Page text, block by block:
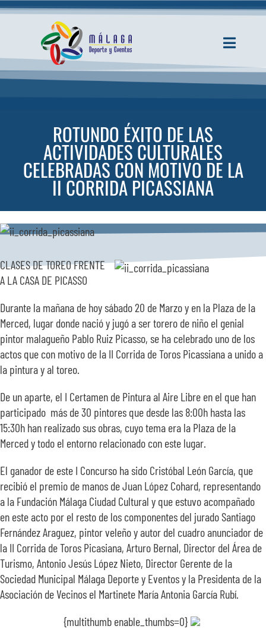
Saltar
Toggle
INICIO
SERVICIOS
EVENTOS
ESPACIOS
SOBRE NOSOTROS
TRANSPARENCIA
ROTUNDO ÉXITO DE LAS
ACTIVIDADES CULTURALES
CELEBRADAS CON MOTIVO DE LA
II CORRIDA PICASSIANA
CLASES DE TOREO FRENTE
A LA CASA DE PICASSO
Durante la mañana de hoy sábado 20 de Marzo y en la Plaza de la
Merced, lugar donde nació y jugó a ser torero de niño el genial
pintor malagueño Pablo Ruiz Picasso, se ha celebrado uno de los
actos que con motivo de la II Corrida de Toros Picassiana a unido a
la pintura y al toreo.
De un aparte, el I Certamen de Pintura al Aire Libre en el que han
participado más de 30 pintores que desde las 8:00h hasta las
15:30h han realizado sus obras, cuyo tema era la Plaza de la
Merced y todo el entorno relacionado con este lugar.
El ganador de este I Concurso ha sido Cristóbal León García, que
recibió el premio de manos de Juan López Cohard, representando
a la Fundación Málaga Ciudad Cultural y que estuvo acompañado
en este acto por el resto de los componentes del jurado Santiago
Fernández Araguez, pintor veleño y autor del cuadro anunciador de
la II Corrida de Toros Picasiana, Arturo Bernal, Director del Área de
Turismo, Antonio Jesús López Nieto, Director Gerente de la
Sociedad Municipal Málaga Deporte y Eventos y la Presidenta de la
Asociación de Vecinos el Martinete María Antonia García Rubí.
{multithumb enable_thumbs=0}